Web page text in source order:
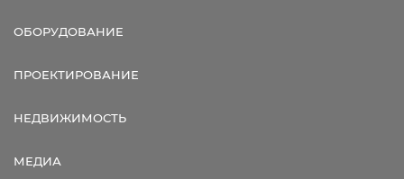
ОБОРУДОВАНИЕ
ПРОЕКТИРОВАНИЕ
НЕДВИЖИМОСТЬ
МЕДИА